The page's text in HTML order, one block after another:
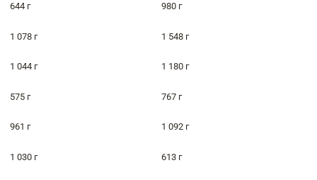
644 г 980 г
1 078 г 1 548 г
1 044 г 1 180 г
575 г 767 г
961 г 1 092 г
1 030 г 613 г